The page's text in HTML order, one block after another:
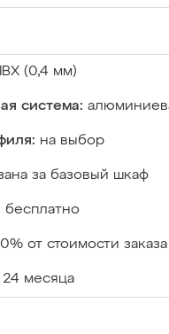
ПВХ (0,4 мм)
система:
на выбор
за базовый шкаф
бесплатно
от стоимости заказа
24 месяца